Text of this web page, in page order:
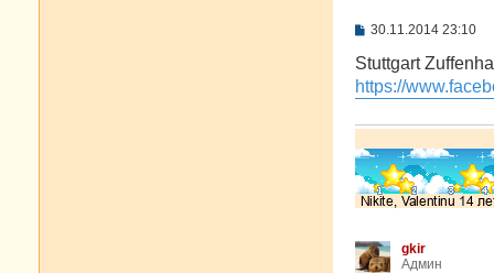
С
о
щ
н
е
30.11.2014 23:10
Stuttgart
https://
gkir
Админ